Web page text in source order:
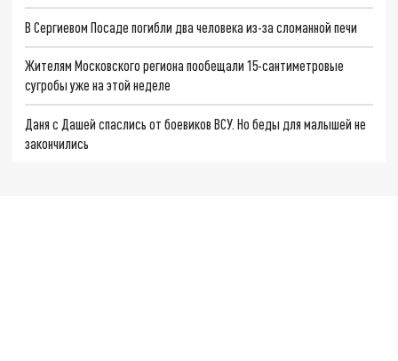
В Сергиевом Посаде погибли два человека из-за сломанной печи
Жителям Московского региона пообещали 15-сантиметровые
сугробы уже на этой неделе
Даня с Дашей спаслись от боевиков ВСУ. Но беды для малышей не
закончились